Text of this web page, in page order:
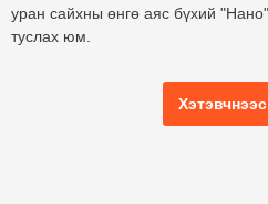
уран сайхны өнгө аяс бүхий "Нано"
туслах юм.